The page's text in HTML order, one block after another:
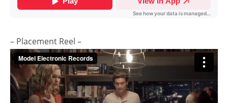
– Placement Reel –